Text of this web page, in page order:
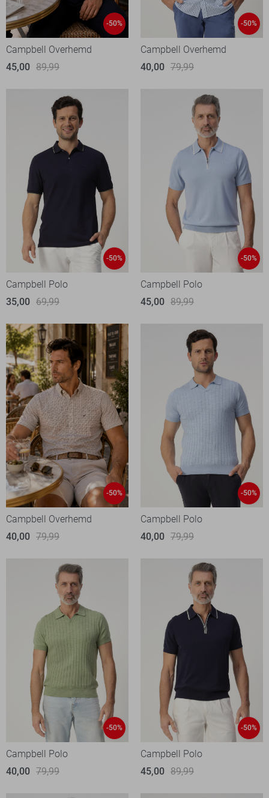
-50%
Campbell Overhemd
45,00 89,99
-50%
Campbell Overhemd
40,00 79,99
-50%
Campbell Polo
35,00 69,99
-50%
Campbell Polo
45,00 89,99
-50%
Campbell Overhemd
40,00 79,99
-50%
Campbell Polo
40,00 79,99
-50%
Campbell Polo
40,00 79,99
-50%
Campbell Polo
45,00 89,99